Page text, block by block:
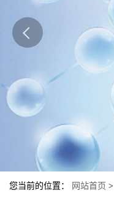
您当前的位置： 网站首页 >